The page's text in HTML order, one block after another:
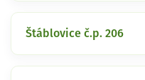
Štáblovice č.p. 206